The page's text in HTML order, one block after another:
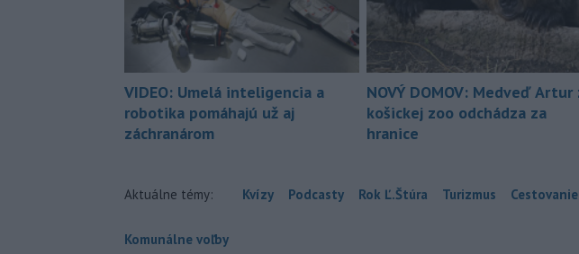
VIDEO: Umelá inteligencia a
robotika pomáhajú už aj
záchranárom
NOVÝ DOMOV: Medveď Artur
košickej zoo odchádza za
hranice
Aktuálne témy: Kvízy Podcasty Rok Ľ.Štúra Turizmus Cestovanie
Komunálne voľby